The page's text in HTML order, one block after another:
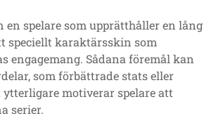
en spelare som upprätthåller en lång
speciellt karaktärsskin som
engagemang. Sådana föremål kan
som förbättrade stats eller
motiverar spelare att
serier.